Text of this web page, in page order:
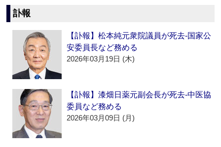
訃報
【訃報】松本純元衆院議員が死去‐国家公
安委員長など務める
2026年03月19日 (木)
【訃報】漆畑日薬元副会長が死去‐中医協
委員など務める
2026年03月09日 (月)